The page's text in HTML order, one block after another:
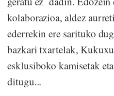
kolaborazioa, aldez
ederrekin ere sarituko
bazkari txartelak,
esklusiboko kamisetak
ditugu...